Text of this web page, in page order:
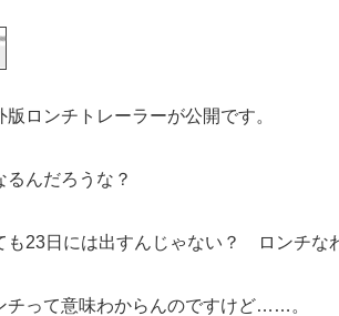
版ロンチトレーラーが公開です。
るんだろうな？
も23日には出すんじゃない？ ロンチな
って意味わからんのですけど……。